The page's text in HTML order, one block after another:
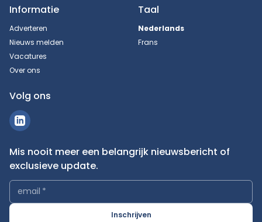
Informatie
Adverteren
Nieuws melden
Vacatures
Over ons
Taal
Nederlands
Frans
Volg ons
Mis nooit meer een belangrijk nieuwsbericht of
exclusieve update.
email *
Inschrijven